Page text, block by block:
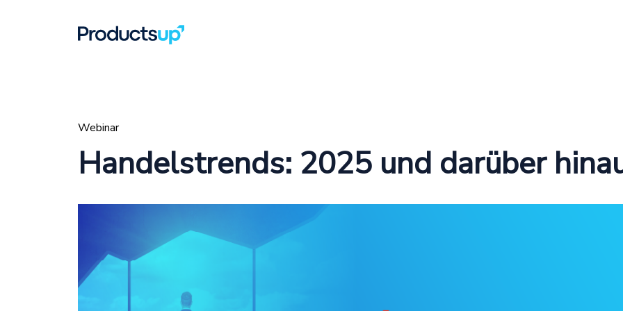
Webinar
Handelstrends: 2025 und darüber